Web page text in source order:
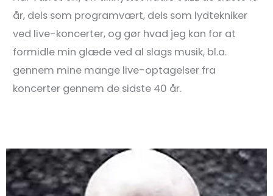
år, dels som programvært, dels som lydtekniker
ved live-koncerter, og gør hvad jeg kan for at
formidle min glæde ved al slags musik, bl.a.
gennem mine mange live-optagelser fra
koncerter gennem de sidste 40 år.